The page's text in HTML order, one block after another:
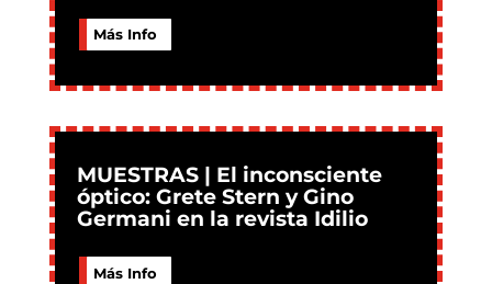
Más Info
MUESTRAS | El inconsciente
óptico: Grete Stern y Gino
Germani en la revista Idilio
Más Info